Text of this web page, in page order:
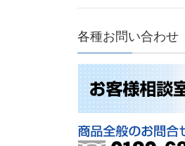
各種お問い合わせ